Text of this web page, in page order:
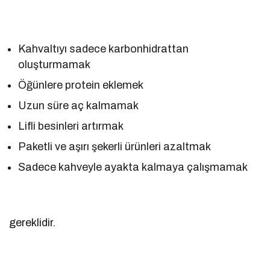
Kahvaltıyı sadece karbonhidrattan
oluşturmamak
Öğünlere protein eklemek
Uzun süre aç kalmamak
Lifli besinleri artırmak
Paketli ve aşırı şekerli ürünleri azaltmak
Sadece kahveyle ayakta kalmaya çalışmamak
gereklidir.